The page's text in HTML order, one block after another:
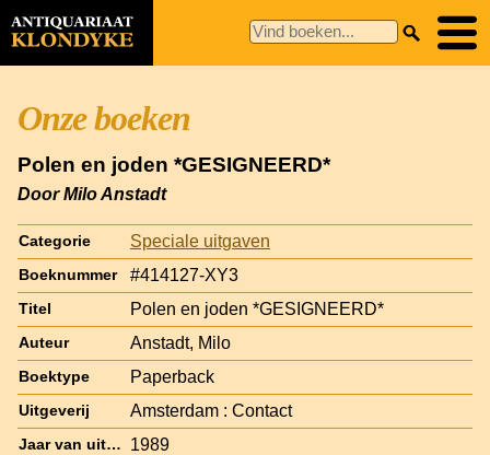
Onze boeken
Polen en joden *GESIGNEERD*
Door Milo Anstadt
Categorie Speciale uitgaven
Boeknummer #414127-XY3
Titel Polen en joden *GESIGNEERD*
Auteur Anstadt, Milo
Boektype Paperback
Uitgeverij Amsterdam : Contact
Jaar van uitgave 1989